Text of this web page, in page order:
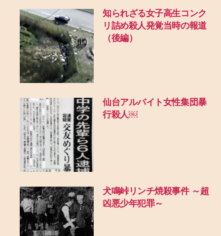
知られざる女子高生コンク
リ詰め殺人発覚当時の報道
（後編）
仙台アルバイト女性集団暴
行殺人￼
犬鳴峠リンチ焼殺事件 ～超
凶悪少年犯罪～